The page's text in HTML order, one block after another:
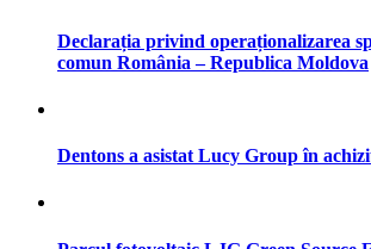
Declarația privind operaționalizarea
comun România – Republica Moldova
Dentons a asistat Lucy Group în